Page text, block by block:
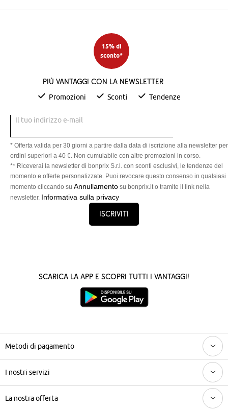
15% di
sconto*
Più vantaggi con la newsletter
Promozioni Sconti Tendenze
Il tuo indirizzo e-mail
* Offerta valida per 30 giorni a partire dalla data di iscrizione alla newsletter per
ordini superiori a 40 €. Non cumulabile con altre promozioni in corso.
** Riceverai la newsletter di bonprix S.r.l. con sconti esclusivi, le tendenze del
momento e offerte personalizzate. Puoi revocare questo consenso in qualsiasi
momento cliccando su Annullamento su bonprix.it o tramite il link nella
newsletter. Informativa sulla privacy
Iscriviti
Scarica la App e scopri tutti i vantaggi!
Metodi di pagamento
I nostri servizi
La nostra offerta